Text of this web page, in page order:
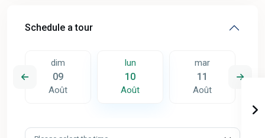
Schedule a tour
dim
09
Août
lun
10
Août
mar
11
Août